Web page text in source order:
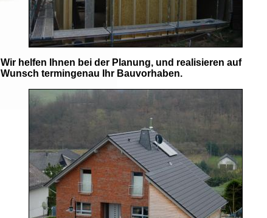
Wir helfen Ihnen bei der Planung, und realisieren auf
Wunsch termingenau Ihr Bauvorhaben.